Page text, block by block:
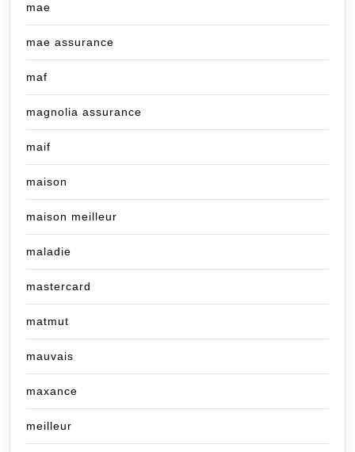
mae
mae assurance
maf
magnolia assurance
maif
maison
maison meilleur
maladie
mastercard
matmut
mauvais
maxance
meilleur